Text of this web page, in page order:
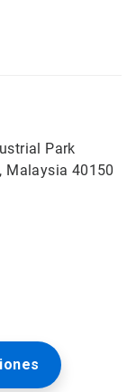
Park
Malaysia 40150